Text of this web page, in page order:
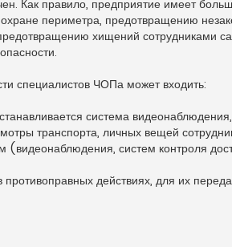
Как правило, предприятие имеет
периметра, предотвращению
хищений сотрудниками
специалистов ЧОПа может входить:
система
транспорта, личных вещей
(видеонаблюдения, систем контроля
действиях, для их